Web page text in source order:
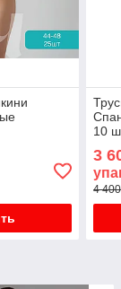
10
3
4